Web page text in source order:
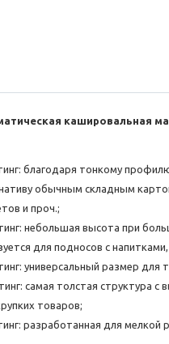
кашировальная
благодаря тонкому
обычным складным
и проч.;
небольшая высота при
для подносов с
универсальный размер для
самая толстая структура с
товаров;
разработанная для мелкой